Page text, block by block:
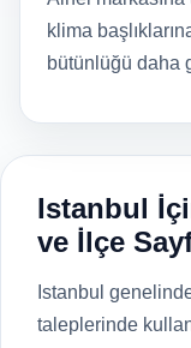
klima
bütünlüğü daha
Istanbul
ve İlçe
Istanbul
taleplerinde